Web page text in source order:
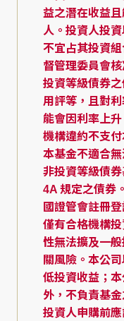
益之潛在收益
人。投資人投
不宜占其投資
督管理委員會
投資等級債券
用評等，且對
能會因利率上
機構違約不支
本基金不適合
非投資等級債
4A 規定之債券
國證管會註冊
僅有合格機構
性無法擴及一
關風險。本公
低投資收益；
外，不負責基
投資人申購前